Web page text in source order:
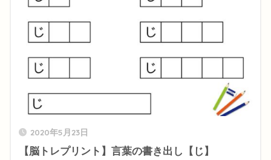
2020年5月23日
【脳トレプリント】言葉の書き出し【じ】